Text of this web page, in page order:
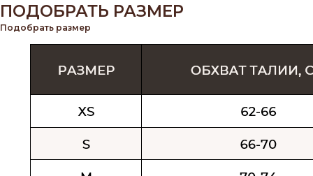
ПОДОБРАТЬ РАЗМЕР
Подобрать размер